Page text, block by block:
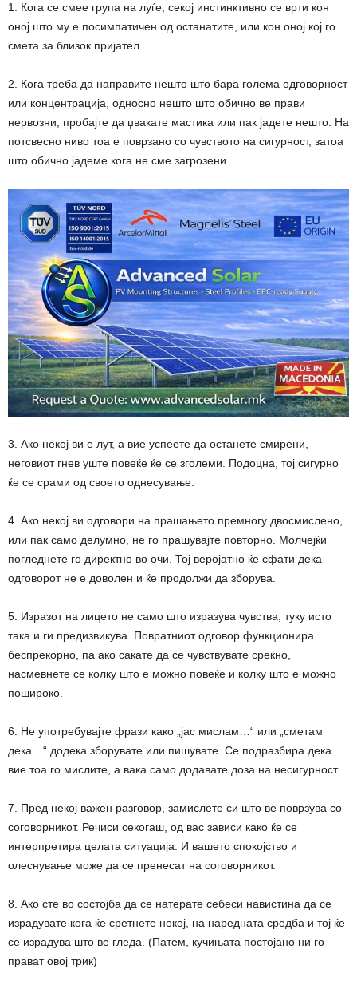
1. Кога се смее група на луѓе, секој инстинктивно се врти кон
оној што му е посимпатичен од останатите, или кон оној кој го
смета за близок пријател.
2. Кога треба да направите нешто што бара голема одговорност
или концентрација, односно нешто што обично ве прави
нервозни, пробајте да џвакате мастика или пак јадете нешто. На
потсвесно ниво тоа е поврзано со чувството на сигурност, затоа
што обично јадеме кога не сме загрозени.
3. Ако некој ви е лут, а вие успеете да останете смирени,
неговиот гнев уште повеќе ќе се зголеми. Подоцна, тој сигурно
ќе се срами од своето однесување.
4. Ако некој ви одговори на прашањето премногу двосмислено,
или пак само делумно, не го прашувајте повторно. Молчејќи
погледнете го директно во очи. Тој веројатно ќе сфати дека
одговорот не е доволен и ќе продолжи да зборува.
5. Изразот на лицето не само што изразува чувства, туку исто
така и ги предизвикува. Повратниот одговор функционира
беспрекорно, па ако сакате да се чувствувате среќно,
насмевнете се колку што е можно повеќе и колку што е можно
пошироко.
6. Не употребувајте фрази како „јас мислам…“ или „сметам
дека…“ додека зборувате или пишувате. Се подразбира дека
вие тоа го мислите, а вака само додавате доза на несигурност.
7. Пред некој важен разговор, замислете си што ве поврзува со
соговорникот. Речиси секогаш, од вас зависи како ќе се
интерпретира целата ситуација. И вашето спокојство и
олеснување може да се пренесат на соговорникот.
8. Ако сте во состојба да се натерате себеси навистина да се
израдувате кога ќе сретнете некој, на наредната средба и тој ќе
се израдува што ве гледа. (Патем, кучињата постојано ни го
прават овој трик)